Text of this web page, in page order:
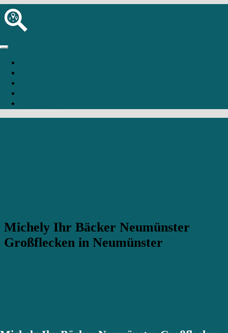
Michely Ihr Bäcker Neumünster
Großflecken in Neumünster